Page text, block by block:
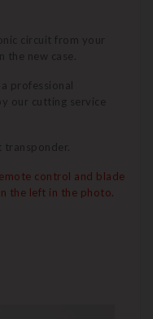
circuit from your
new case.
professional
our cutting service
control and blade
the left in the photo.